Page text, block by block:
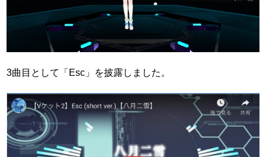
3曲目として「Esc」を披露しました。